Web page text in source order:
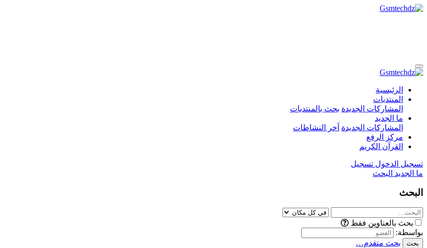
الرئيسية
المنتديات
المشاركات الجديدة بحث بالمنتديات
ما الجديد
المشاركات الجديدة آخر النشاطات
مركز الرفع
القرآن الكريم
تسجيل الدخول تسجيل
ما الجديد البحث
البحث
بحث بالعناوين فقط
بواسطة:
بحث بحث متقدم…